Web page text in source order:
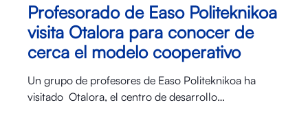
Profesorado de Easo Politeknikoa
visita Otalora para conocer de
cerca el modelo cooperativo
Un grupo de profesores de Easo Politeknikoa ha
visitado Otalora⁠, el centro de desarrollo…